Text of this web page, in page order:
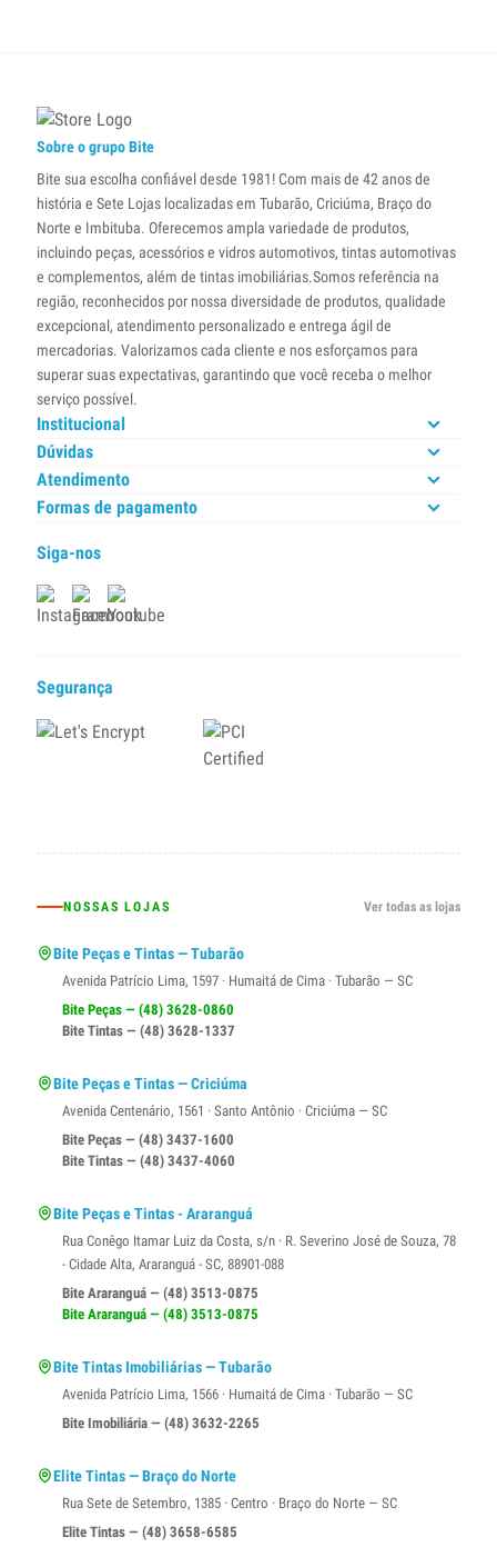
Sobre o grupo Bite
Bite sua escolha confiável desde 1981! Com mais de 42 anos de
história e Sete Lojas localizadas em Tubarão, Criciúma, Braço do
Norte e Imbituba. Oferecemos ampla variedade de produtos,
incluindo peças, acessórios e vidros automotivos, tintas automotivas
e complementos, além de tintas imobiliárias.Somos referência na
região, reconhecidos por nossa diversidade de produtos, qualidade
excepcional, atendimento personalizado e entrega ágil de
mercadorias. Valorizamos cada cliente e nos esforçamos para
superar suas expectativas, garantindo que você receba o melhor
serviço possível.
Institucional
Dúvidas
Atendimento
Formas de pagamento
Siga-nos
Segurança
NOSSAS LOJAS Ver todas as lojas
Bite Peças e Tintas — Tubarão
Avenida Patrício Lima, 1597 · Humaitá de Cima · Tubarão — SC
Bite Peças — (48) 3628-0860
Bite Tintas — (48) 3628-1337
Bite Peças e Tintas — Criciúma
Avenida Centenário, 1561 · Santo Antônio · Criciúma — SC
Bite Peças — (48) 3437-1600
Bite Tintas — (48) 3437-4060
Bite Peças e Tintas - Araranguá
Rua Conêgo Itamar Luiz da Costa, s/n · R. Severino José de Souza, 78
- Cidade Alta, Araranguá - SC, 88901-088
Bite Araranguá — (48) 3513-0875
Bite Araranguá — (48) 3513-0875
Bite Tintas Imobiliárias — Tubarão
Avenida Patrício Lima, 1566 · Humaitá de Cima · Tubarão — SC
Bite Imobiliária — (48) 3632-2265
Elite Tintas — Braço do Norte
Rua Sete de Setembro, 1385 · Centro · Braço do Norte — SC
Elite Tintas — (48) 3658-6585